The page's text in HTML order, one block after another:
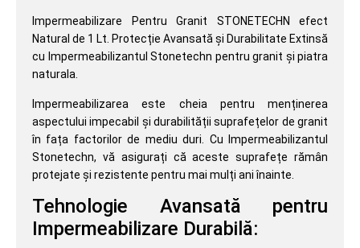
Impermeabilizare Pentru Granit STONETECHN efect
Natural de 1 Lt. Protecție Avansată și Durabilitate Extinsă
cu Impermeabilizantul Stonetechn pentru granit și piatra
naturala.
Impermeabilizarea este cheia pentru menținerea
aspectului impecabil și durabilității suprafețelor de granit
în fața factorilor de mediu duri. Cu Impermeabilizantul
Stonetechn, vă asigurați că aceste suprafețe rămân
protejate și rezistente pentru mai mulți ani înainte.
Tehnologie Avansată pentru
Impermeabilizare Durabilă: